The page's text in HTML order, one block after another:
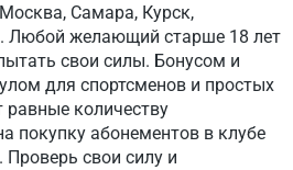
Самара, Курск,
Любой желающий старше 18 лет
свои силы. Бонусом и
для спортсменов и простых
количеству
покупку абонементов в клубе
Проверь свои силу и